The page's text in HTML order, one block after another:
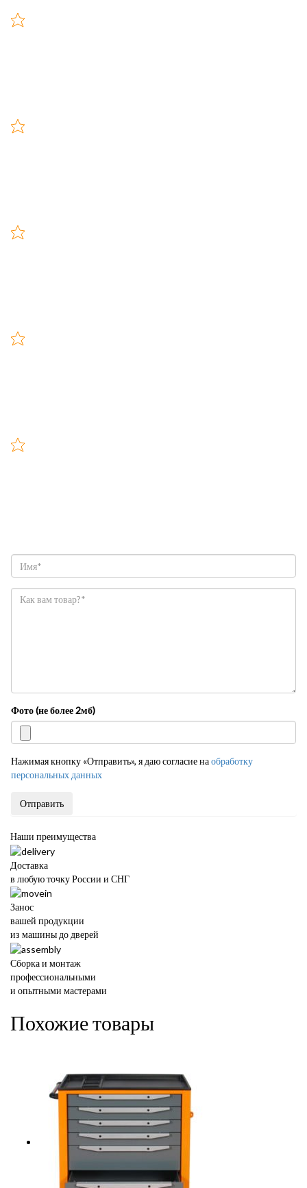
Фото (не более 2мб)
Нажимая кнопку «Отправить», я даю согласие наобработку
персональных данных
Отправить
Наши преимущества
Доставка
в любую точку России и СНГ
Занос
вашей продукции
из машины до дверей
Сборка и монтаж
профессиональными
и опытными мастерами
Похожие товары